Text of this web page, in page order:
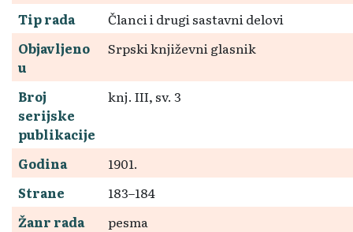
Tip rada
Članci i drugi sastavni delovi
Objavljeno
u
Srpski književni glasnik
Broj
serijske
publikacije
knj. III, sv. 3
Godina
1901.
Strane
183–184
Žanr rada
pesma